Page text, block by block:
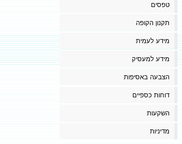
טפסים
תקנון הקופה
מידע לעמית
מידע למעסיק
הצבעה באסיפות
דוחות כספיים
השקעות
מדיניות